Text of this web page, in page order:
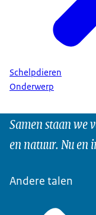
Schelpdieren
Onderwerp
Samen staan we
en natuur. Nu en
Andere talen